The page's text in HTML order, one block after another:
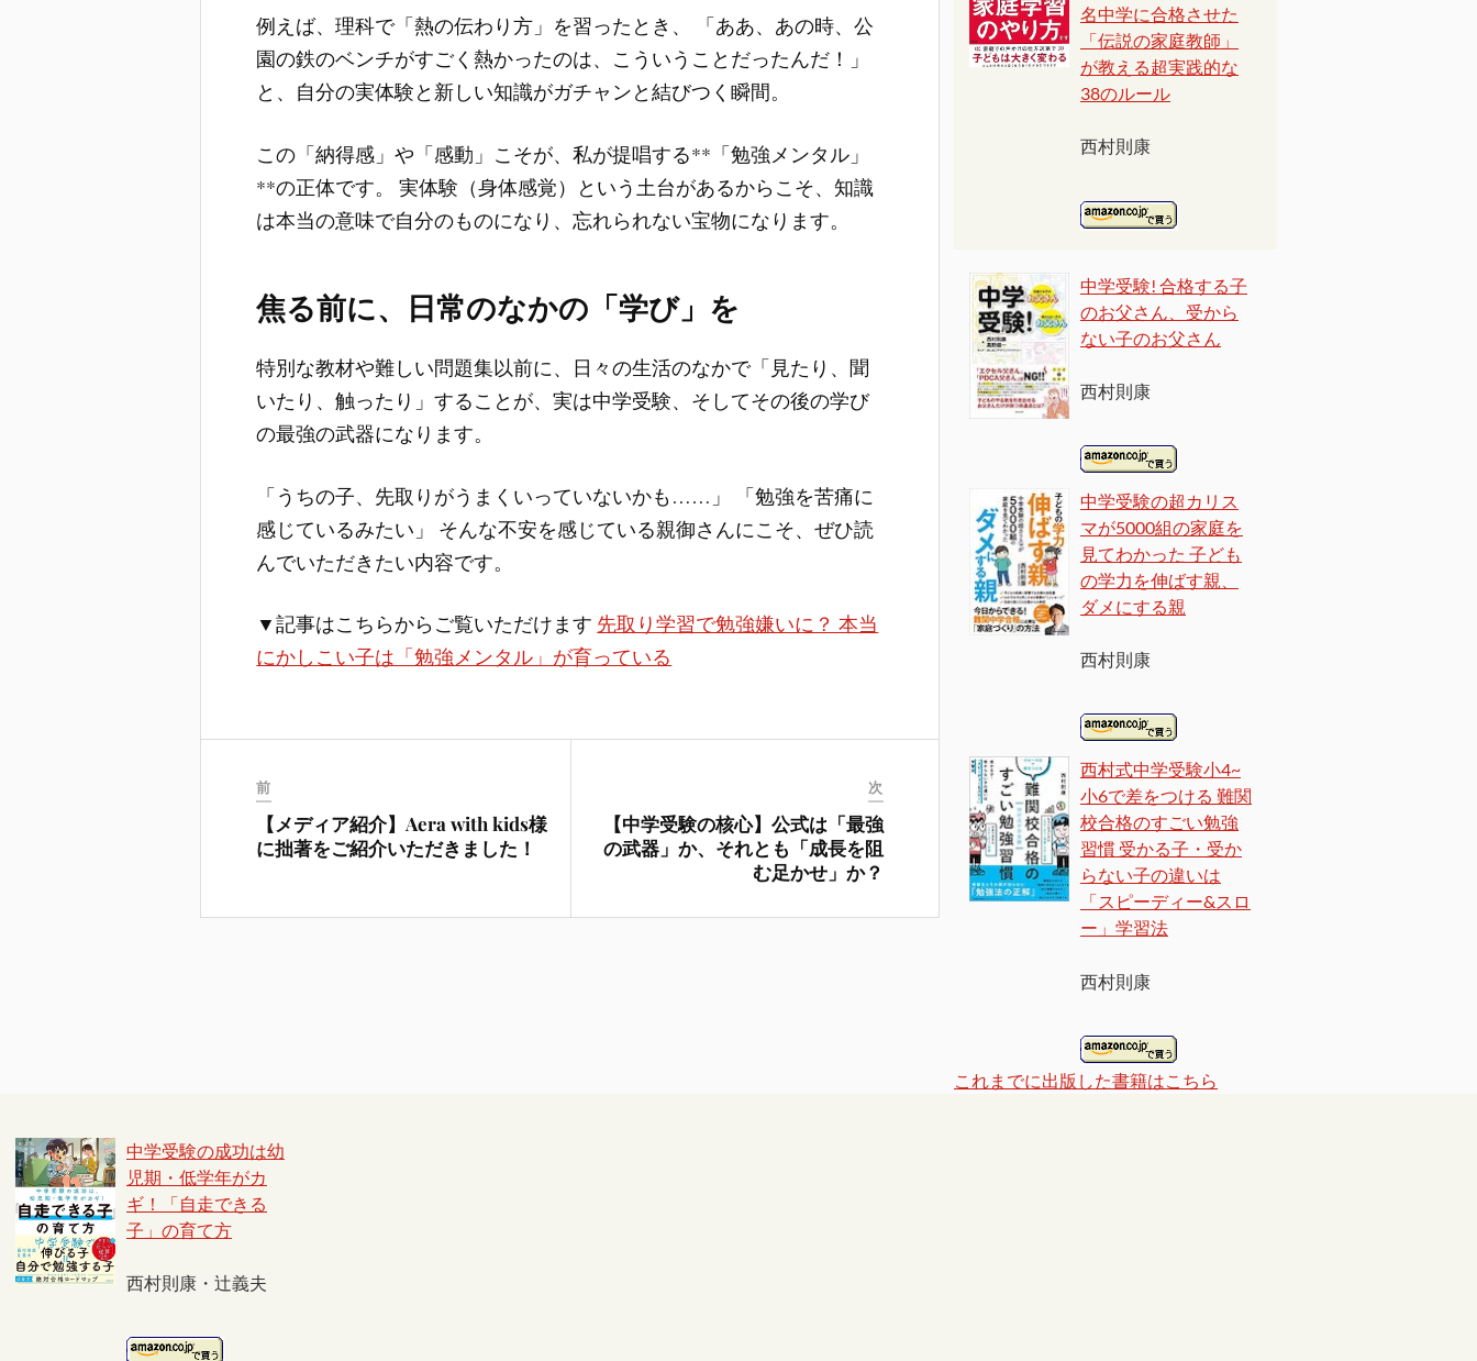
例えば、理科で「熱の伝わり方」を習ったとき、 「ああ、あの時、公
園の鉄のベンチがすごく熱かったのは、こういうことだったんだ！」
と、自分の実体験と新しい知識がガチャンと結びつく瞬間。
この「納得感」や「感動」こそが、私が提唱する**「勉強メンタル」
**の正体です。 実体験（身体感覚）という土台があるからこそ、知識
は本当の意味で自分のものになり、忘れられない宝物になります。
焦る前に、日常のなかの「学び」を
特別な教材や難しい問題集以前に、日々の生活のなかで「見たり、聞
いたり、触ったり」することが、実は中学受験、そしてその後の学び
の最強の武器になります。
「うちの子、先取りがうまくいっていないかも……」 「勉強を苦痛に
感じているみたい」 そんな不安を感じている親御さんにこそ、ぜひ読
んでいただきたい内容です。
▼記事はこちらからご覧いただけます 先取り学習で勉強嫌いに？ 本当
にかしこい子は「勉強メンタル」が育っている
前
【メディア紹介】Aera with kids様
に拙著をご紹介いただきました！
次
【中学受験の核心】公式は「最強
の武器」か、それとも「成長を阻
む足かせ」か？
名中学に合格させた
「伝説の家庭教師」
が教える超実践的な
38のルール
西村則康
中学受験! 合格する子
のお父さん、受から
ない子のお父さん
西村則康
中学受験の超カリス
マが5000組の家庭を
見てわかった 子ども
の学力を伸ばす親、
ダメにする親
西村則康
西村式中学受験小4~
小6で差をつける 難関
校合格のすごい勉強
習慣 受かる子・受か
らない子の違いは
「スピーディー&スロ
ー」学習法
西村則康
これまでに出版した書籍はこちら
中学受験の成功は幼
児期・低学年がカ
ギ！「自走できる
子」の育て方
西村則康・辻義夫